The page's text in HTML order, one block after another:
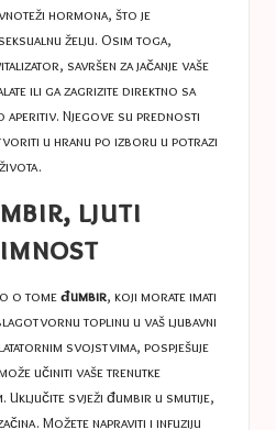
hormona, što je
želju. Osim toga,
savršen za jačanje vaše
ili ga zagrizite direktno sa
aperitiv. Njegove su prednosti
u hranu po izboru u potrazi
ljuti
o tomeđumbir, koji morate imati
toplinu u vaš ljubavni
svojstvima, pospješuje
učiniti vaše trenutke
Uključite svježi đumbir u smutije,
Možete napraviti i infuziju